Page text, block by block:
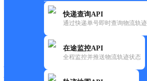
快递查询API
通过快递单号即时查询物流轨迹
在途监控API
全程监控并推送物流轨迹状态
快递大全 > 快递网点
快递大全 快运大全